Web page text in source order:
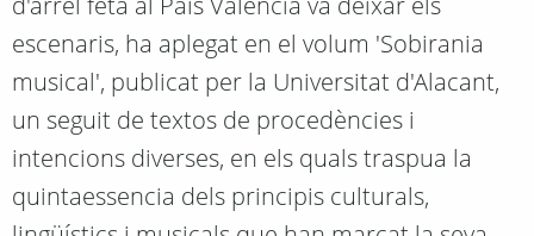
escenaris, ha aplegat en el volum 'Sobirania
musical', publicat per la Universitat d'Alacant,
un seguit de textos de procedències i
intencions diverses, en els quals traspua la
quintaessencia dels principis culturals,